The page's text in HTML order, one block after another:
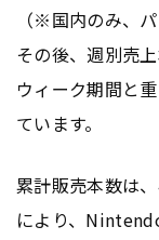
（※国内のみ、
その後、週別売
ウィーク期間と
ています。
累計販売本数は
により、